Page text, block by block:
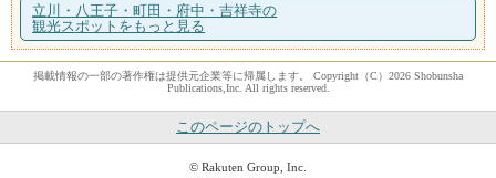
立川・八王子・町田・府中・吉祥寺の
観光スポットをもっと見る
掲載情報の一部の著作権は提供元企業等に帰属します。 Copyright（C）2026 Shobunsha
Publications,Inc. All rights reserved.
このページのトップへ
© Rakuten Group, Inc.